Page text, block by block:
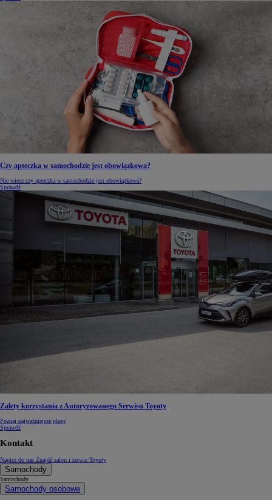
Czy apteczka w samochodzie jest obowiązkowa?
Nie wiesz czy apteczka w samochodzie jest obowiązkowa?
Sprawdź
Zalety korzystania z Autoryzowanego Serwisu Toyoty
Poznaj najważniejsze plusy
Sprawdź
Kontakt
Napisz do nas Znajdź salon i serwis Toyoty
Samochody
Samochody
Samochody osobowe